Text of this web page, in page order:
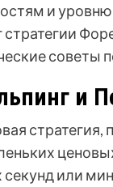
и уровню
советы
и
или